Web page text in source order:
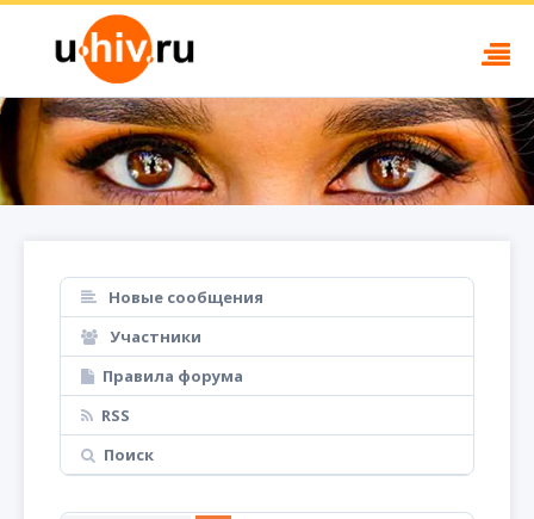
Новые сообщения
Участники
Правила форума
RSS
Поиск